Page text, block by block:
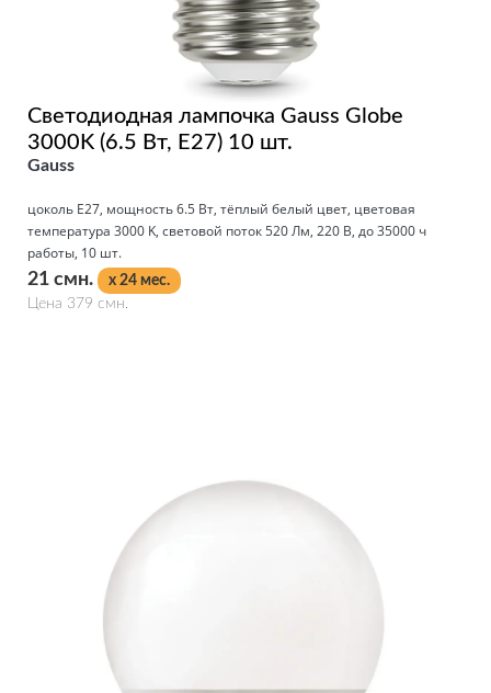
Светодиодная лампочка Gauss Globe
3000K (6.5 Вт, E27) 10 шт.
Gauss
цоколь E27, мощность 6.5 Вт, тёплый белый цвет, цветовая
температура 3000 K, световой поток 520 Лм, 220 В, до 35000 ч
работы, 10 шт.
21 смн.
x 24 мес.
Цена 379 смн.